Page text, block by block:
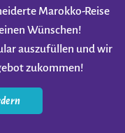
Marokko-Reise
Wünschen!
auszufüllen und wir
zukommen!